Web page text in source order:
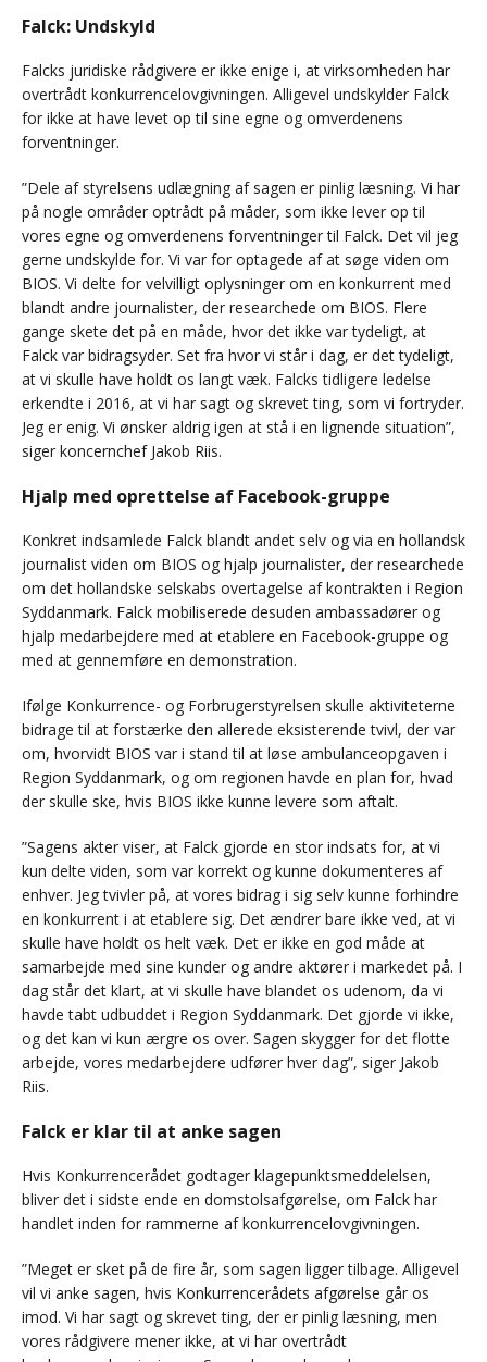
Falck: Undskyld
Falcks juridiske rådgivere er ikke enige i, at virksomheden har
overtrådt konkurrence­lovgivningen. Alligevel undskylder Falck
for ikke at have levet op til sine egne og omverdenens
forventninger.
”Dele af styrelsens udlægning af sagen er pinlig læsning. Vi har
på nogle områder optrådt på måder, som ikke lever op til
vores egne og omverdenens forventninger til Falck. Det vil jeg
gerne undskylde for. Vi var for optagede af at søge viden om
BIOS. Vi delte for velvilligt oplysninger om en konkurrent med
blandt andre journalister, der researchede om BIOS. Flere
gange skete det på en måde, hvor det ikke var tydeligt, at
Falck var bidragsyder. Set fra hvor vi står i dag, er det tydeligt,
at vi skulle have holdt os langt væk. Falcks tidligere ledelse
erkendte i 2016, at vi har sagt og skrevet ting, som vi fortryder.
Jeg er enig. Vi ønsker aldrig igen at stå i en lignende situation”,
siger koncernchef Jakob Riis.
Hjalp med oprettelse af Facebook-gruppe
Konkret indsamlede Falck blandt andet selv og via en hollandsk
journalist viden om BIOS og hjalp journalister, der researchede
om det hollandske selskabs overtagelse af kontrakten i Region
Syddanmark. Falck mobiliserede desuden ambassadører og
hjalp medarbejdere med at etablere en Facebook-gruppe og
med at gennemføre en demonstration.
Ifølge Konkurrence- og Forbrugerstyrelsen skulle aktiviteterne
bidrage til at forstærke den allerede eksisterende tvivl, der var
om, hvorvidt BIOS var i stand til at løse ambulanceopgaven i
Region Syddanmark, og om regionen havde en plan for, hvad
der skulle ske, hvis BIOS ikke kunne levere som aftalt.
”Sagens akter viser, at Falck gjorde en stor indsats for, at vi
kun delte viden, som var korrekt og kunne dokumenteres af
enhver. Jeg tvivler på, at vores bidrag i sig selv kunne forhindre
en konkurrent i at etablere sig. Det ændrer bare ikke ved, at vi
skulle have holdt os helt væk. Det er ikke en god måde at
samarbejde med sine kunder og andre aktører i markedet på. I
dag står det klart, at vi skulle have blandet os udenom, da vi
havde tabt udbuddet i Region Syddanmark. Det gjorde vi ikke,
og det kan vi kun ærgre os over. Sagen skygger for det flotte
arbejde, vores medarbejdere udfører hver dag”, siger Jakob
Riis.
Falck er klar til at anke sagen
Hvis Konkurrencerådet godtager klagepunktsmeddelelsen,
bliver det i sidste ende en domstolsafgørelse, om Falck har
handlet inden for rammerne af konkurrencelovgivningen.
”Meget er sket på de fire år, som sagen ligger tilbage. Alligevel
vil vi anke sagen, hvis Konkurrencerådets afgørelse går os
imod. Vi har sagt og skrevet ting, der er pinlig læsning, men
vores rådgivere mener ikke, at vi har overtrådt